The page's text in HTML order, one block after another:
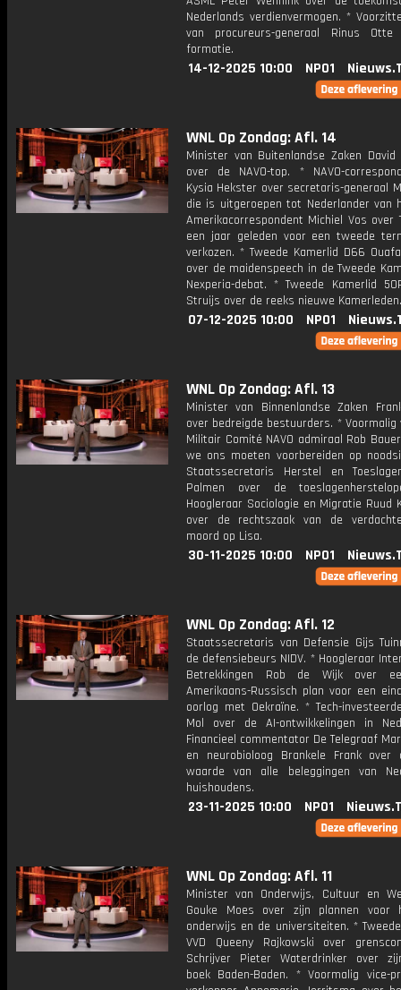
Nederlands verdienvermogen. *
van procureurs-generaal Rinus
formatie.
14-12-2025 10:00 NPO1
WNL Op Zondag: Afl. 14
Minister van Buitenlandse Zaken David
over de NAVO-top. * NAVO-
Kysia Hekster over secretaris-generaal
die is uitgeroepen tot Nederlander van
Amerikacorrespondent Michiel Vos over
een jaar geleden voor een tweede
verkozen. * Tweede Kamerlid D66
over de maidenspeech in de Tweede
Nexperia-debat. * Tweede Kamerlid
Struijs over de reeks nieuwe Kamerleden.
07-12-2025 10:00 NPO1
WNL Op Zondag: Afl. 13
Minister van Binnenlandse Zaken
over bedreigde bestuurders. *
Militair Comité NAVO admiraal Rob
we ons moeten voorbereiden op
Staatssecretaris Herstel en
Palmen over de
Hoogleraar Sociologie en Migratie Ruud
over de rechtszaak van de
moord op Lisa.
30-11-2025 10:00 NPO1
WNL Op Zondag: Afl. 12
Staatssecretaris van Defensie Gijs
de defensiebeurs NIDV. * Hoogleraar
Betrekkingen Rob de Wijk over
Amerikaans-Russisch plan voor een
oorlog met Oekraïne. * Tech-
Mol over de AI-ontwikkelingen in
Financieel commentator De Telegraaf
en neurobioloog Brankele Frank
waarde van alle beleggingen van
huishoudens.
23-11-2025 10:00 NPO1
WNL Op Zondag: Afl. 11
Minister van Onderwijs, Cultuur en
Gouke Moes over zijn plannen voor
onderwijs en de universiteiten. *
VVD Queeny Rajkowski over
Schrijver Pieter Waterdrinker over
boek Baden-Baden. * Voormalig vice-